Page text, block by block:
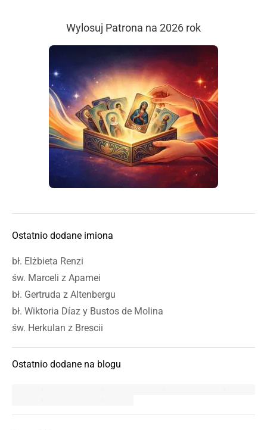
Wylosuj Patrona na 2026 rok
Ostatnio dodane imiona
bł. Elżbieta Renzi
św. Marceli z Apamei
bł. Gertruda z Altenbergu
bł. Wiktoria Díaz y Bustos de Molina
św. Herkulan z Brescii
Ostatnio dodane na blogu